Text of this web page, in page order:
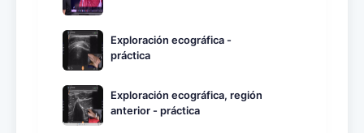
Exploración ecográfica -
práctica
Exploración ecográfica, región
anterior - práctica